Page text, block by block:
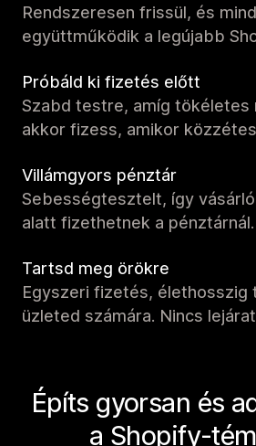
Rendszeresen frissül, és
együttműködik a legújabb
Próbáld ki fizetés előtt
Szabd testre, amíg tökéletes
akkor fizess, amikor
Villámgyors pénztár
Sebességtesztelt, így
alatt fizethetnek a pénztárnál.
Tartsd meg örökre
Egyszeri fizetés, élethosszig
üzleted számára. Nincs
Építs gyorsan és
a Shopify-